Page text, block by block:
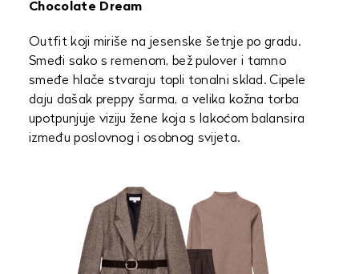
Chocolate Dream
Outfit koji miriše na jesenske šetnje po gradu.
Smeđi sako s remenom, bež pulover i tamno
smeđe hlače stvaraju topli tonalni sklad. Cipele
daju dašak preppy šarma, a velika kožna torba
upotpunjuje viziju žene koja s lakoćom balansira
između poslovnog i osobnog svijeta.